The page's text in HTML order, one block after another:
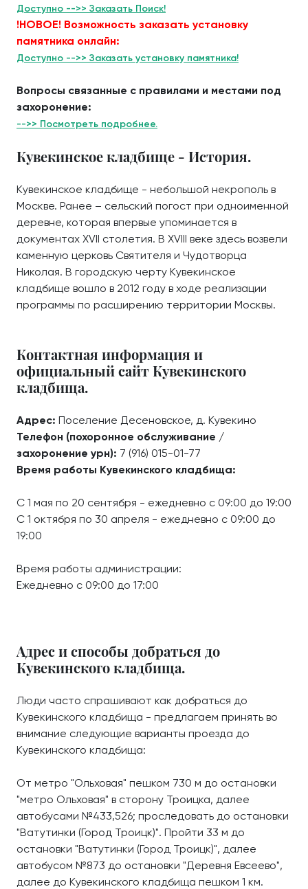
Доступно -->> Заказать Поиск!
!НОВОЕ! Возможность заказать установку
памятника онлайн:
Доступно -->> Заказать установку памятника!
Вопросы связанные с правилами и местами под
захоронение:
-->> Посмотреть подробнее.
Кувекинское кладбище - История.
Кувекинское кладбище - небольшой некрополь в
Москве. Ранее – сельский погост при одноименной
деревне, которая впервые упоминается в
документах XVII столетия. В XVIII веке здесь возвели
каменную церковь Святителя и Чудотворца
Николая. В городскую черту Кувекинское
кладбище вошло в 2012 году в ходе реализации
программы по расширению территории Москвы.
Контактная информация и
официальный сайт Кувекинского
кладбища.
Адрес: Поселение Десеновское, д. Кувекино
Телефон (похоронное обслуживание /
захоронение урн): 7 (916) 015-01-77
Время работы Кувекинского кладбища:
С 1 мая по 20 сентября - ежедневно с 09:00 до 19:00
С 1 октября по 30 апреля - ежедневно с 09:00 до
19:00
Время работы администрации:
Ежедневно с 09:00 до 17:00
Адрес и способы добраться до
Кувекинского кладбища.
Люди часто спрашивают как добраться до
Кувекинского кладбища - предлагаем принять во
внимание следующие варианты проезда до
Кувекинского кладбища:
От метро "Ольховая" пешком 730 м до остановки
"метро Ольховая" в сторону Троицка, далее
автобусами №433,526; проследовать до остановки
"Ватутинки (Город Троицк)". Пройти 33 м до
остановки "Ватутинки (Город Троицк)", далее
автобусом №873 до остановки "Деревня Евсеево",
далее до Кувекинского кладбища пешком 1 км.